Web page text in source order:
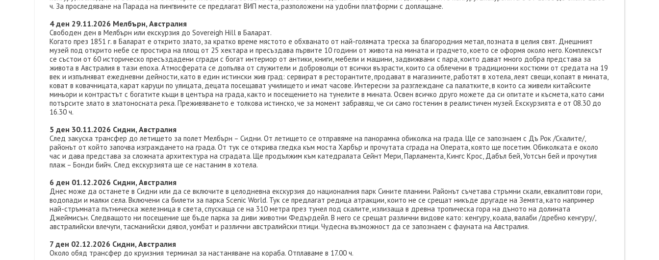
ч. За проследяване на Парада на пингвините се предлагат ВИП места, разположени на удобни платформи с доплащане.
4 ден 29.11.2026 Мелбърн, Австралия
Свободен ден в Мелбърн или екскурзия до Sovereigh Hill в Баларат.
Когато през 1851 г. в Баларат е открито злато, за кратко време мястото е обхванато от най-голямата треска за благородния метал, позната в целия свят. Днешният
музей под открито небе се простира на площ от 25 хектара и пресъздава първите 10 години от живота на мината и градчето, което се оформя около него. Комплексът
се състои от 60 историческо пресъздадени сгради с богат интериор от антики, книги, мебели и машини, задвижвани с пара, които дават много добра представа за
живота в Австралия в тази епоха. Атмосферата се допълва от служители и доброволци от всички възрасти, които са облечени в традиционни костюми от средата на 19
век и изпълняват ежедневни дейности, като в един истински жив град: сервират в ресторантите, продават в магазините, работят в хотела, леят свещи, копаят в мината,
коват в ковачницата, карат каруци по улицата, децата посещават училището и имат часове. Интересни за разглеждане са палатките, в които са живели китайските
миньори и контрастът с богатите къщи в центъра на града, както и посещението на тунелите в мината. Освен всичко друго можете да си опитате и късмета, като сами
потърсите злато в златоносната река. Преживяването е толкова истинско, че за момент забравяш, че си само гостенин в реалистичен музей. Екскурзията е от 08.30 до
16.30 ч.
5 ден 30.11.2026 Сидни, Австралия
След закуска трансфер до летището за полет Мелбърн – Сидни. От летището се отправяме на панорамна обиколка на града. Ще се запознаем с Дъ Рок /Скалите/,
районът от който започва изграждането на града. От тук се открива гледка към моста Харбър и прочутата сграда на Операта, която ще посетим. Обиколката е около
час и дава представа за сложната архитектура на сградата. Ще продължим към катедралата Сейнт Мери, Парламента, Кингс Крос, Дабъл бей, Уотсън бей и прочутия
плаж – Бонди бийч. След екскурзията ще се настаним в хотела.
6 ден 01.12.2026 Сидни, Австралия
Днес може да останете в Сидни или да се включите в целодневна екскурзия до националния парк Сините планини. Районът съчетава стръмни скали, евкалиптови гори,
водопади и малки села. Включени са билети за парка Scenic World. Тук се предлагат редица атракции, които не се срещат никъде другаде на Земята, като например
най-стръмната пътническа железница в света, спускаща се на 310 метра през тунел под скалите, излизаща в древна тропическа гора на дъното на долината
Джеймисън. Следващото ни посещение ще бъде парка за диви животни Федърдейл. В него се срещат различни видове като: кенгуру, коала, валаби /дребно кенгуру/,
австралийски влечуги, тасманийски дявол, уомбат и различни австралийски птици. Чудесна възможност да се запознаем с фауната на Австралия.
7 ден 02.12.2026 Сидни, Австралия
Около обяд трансфер до круизния терминал за настаняване на кораба. Отплаваме в 17.00 ч.